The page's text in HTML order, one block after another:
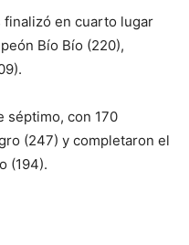
finalizó en cuarto lugar
Bío Bío (220),
séptimo, con 170
(247) y completaron el
(194).